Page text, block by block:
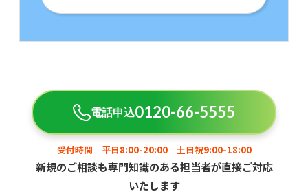
電話申込0120-66-5555
受付時間 平日8:00-20:00 土日祝9:00-18:00
新規のご相談も専門知識のある担当者が直接ご対応
いたします